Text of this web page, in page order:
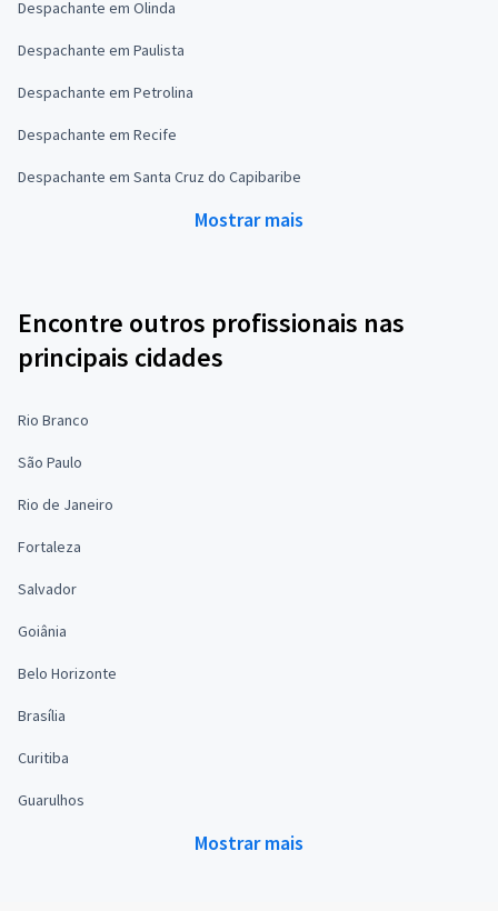
Despachante em Olinda
Despachante em Paulista
Despachante em Petrolina
Despachante em Recife
Despachante em Santa Cruz do Capibaribe
Mostrar mais
Encontre outros profissionais nas
principais cidades
Rio Branco
São Paulo
Rio de Janeiro
Fortaleza
Salvador
Goiânia
Belo Horizonte
Brasília
Curitiba
Guarulhos
Mostrar mais